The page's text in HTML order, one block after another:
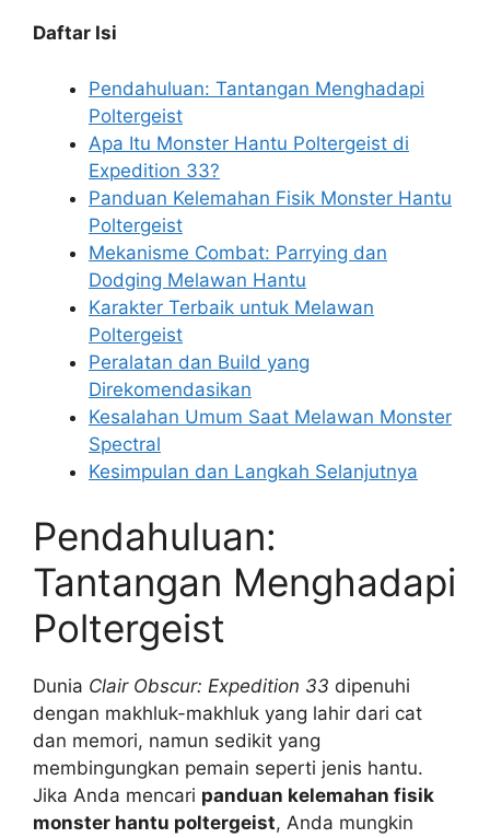
Daftar Isi
Pendahuluan: Tantangan Menghadapi
Poltergeist
Apa Itu Monster Hantu Poltergeist di
Expedition 33?
Panduan Kelemahan Fisik Monster Hantu
Poltergeist
Mekanisme Combat: Parrying dan
Dodging Melawan Hantu
Karakter Terbaik untuk Melawan
Poltergeist
Peralatan dan Build yang
Direkomendasikan
Kesalahan Umum Saat Melawan Monster
Spectral
Kesimpulan dan Langkah Selanjutnya
Pendahuluan:
Tantangan Menghadapi
Poltergeist
Dunia Clair Obscur: Expedition 33 dipenuhi
dengan makhluk-makhluk yang lahir dari cat
dan memori, namun sedikit yang
membingungkan pemain seperti jenis hantu.
Jika Anda mencari panduan kelemahan fisik
monster hantu poltergeist, Anda mungkin